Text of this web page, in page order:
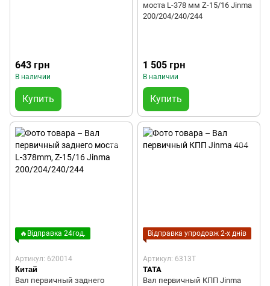
643 грн
В наличии
Купить
моста L-378 мм Z-15/16 Jinma
200/204/240/244
1 505 грн
В наличии
Купить
🔥Відправка 24год.
Артикул: 620014
Китай
Вал первичный заднего
Відправка упродовж 2-х днів
Артикул: 6313T
TATA
Вал первичный КПП Jinma